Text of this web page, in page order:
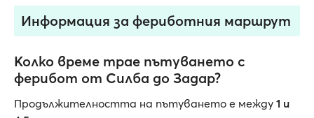
Информация за фериботния маршрут
Колко време трае пътуването с
ферибот от Силба до Задар?
Продължителността на пътуването е между 1 и